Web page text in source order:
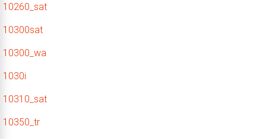
10260_sat
10300sat
10300_wa
1030i
10310_sat
10350_tr